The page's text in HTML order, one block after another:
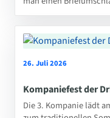
26. Juli 2026
Kompaniefest der
Die 3. Kompanie lädt